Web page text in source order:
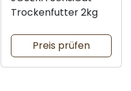
Trockenfutter 2kg
Preis prüfen